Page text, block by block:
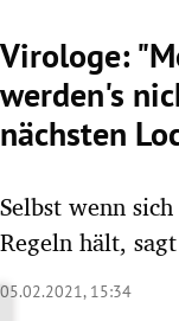
Untermenü
Virologe:
werden's
nächsten
Selbst wenn
Regeln hält,
05.02.2021, 15:34